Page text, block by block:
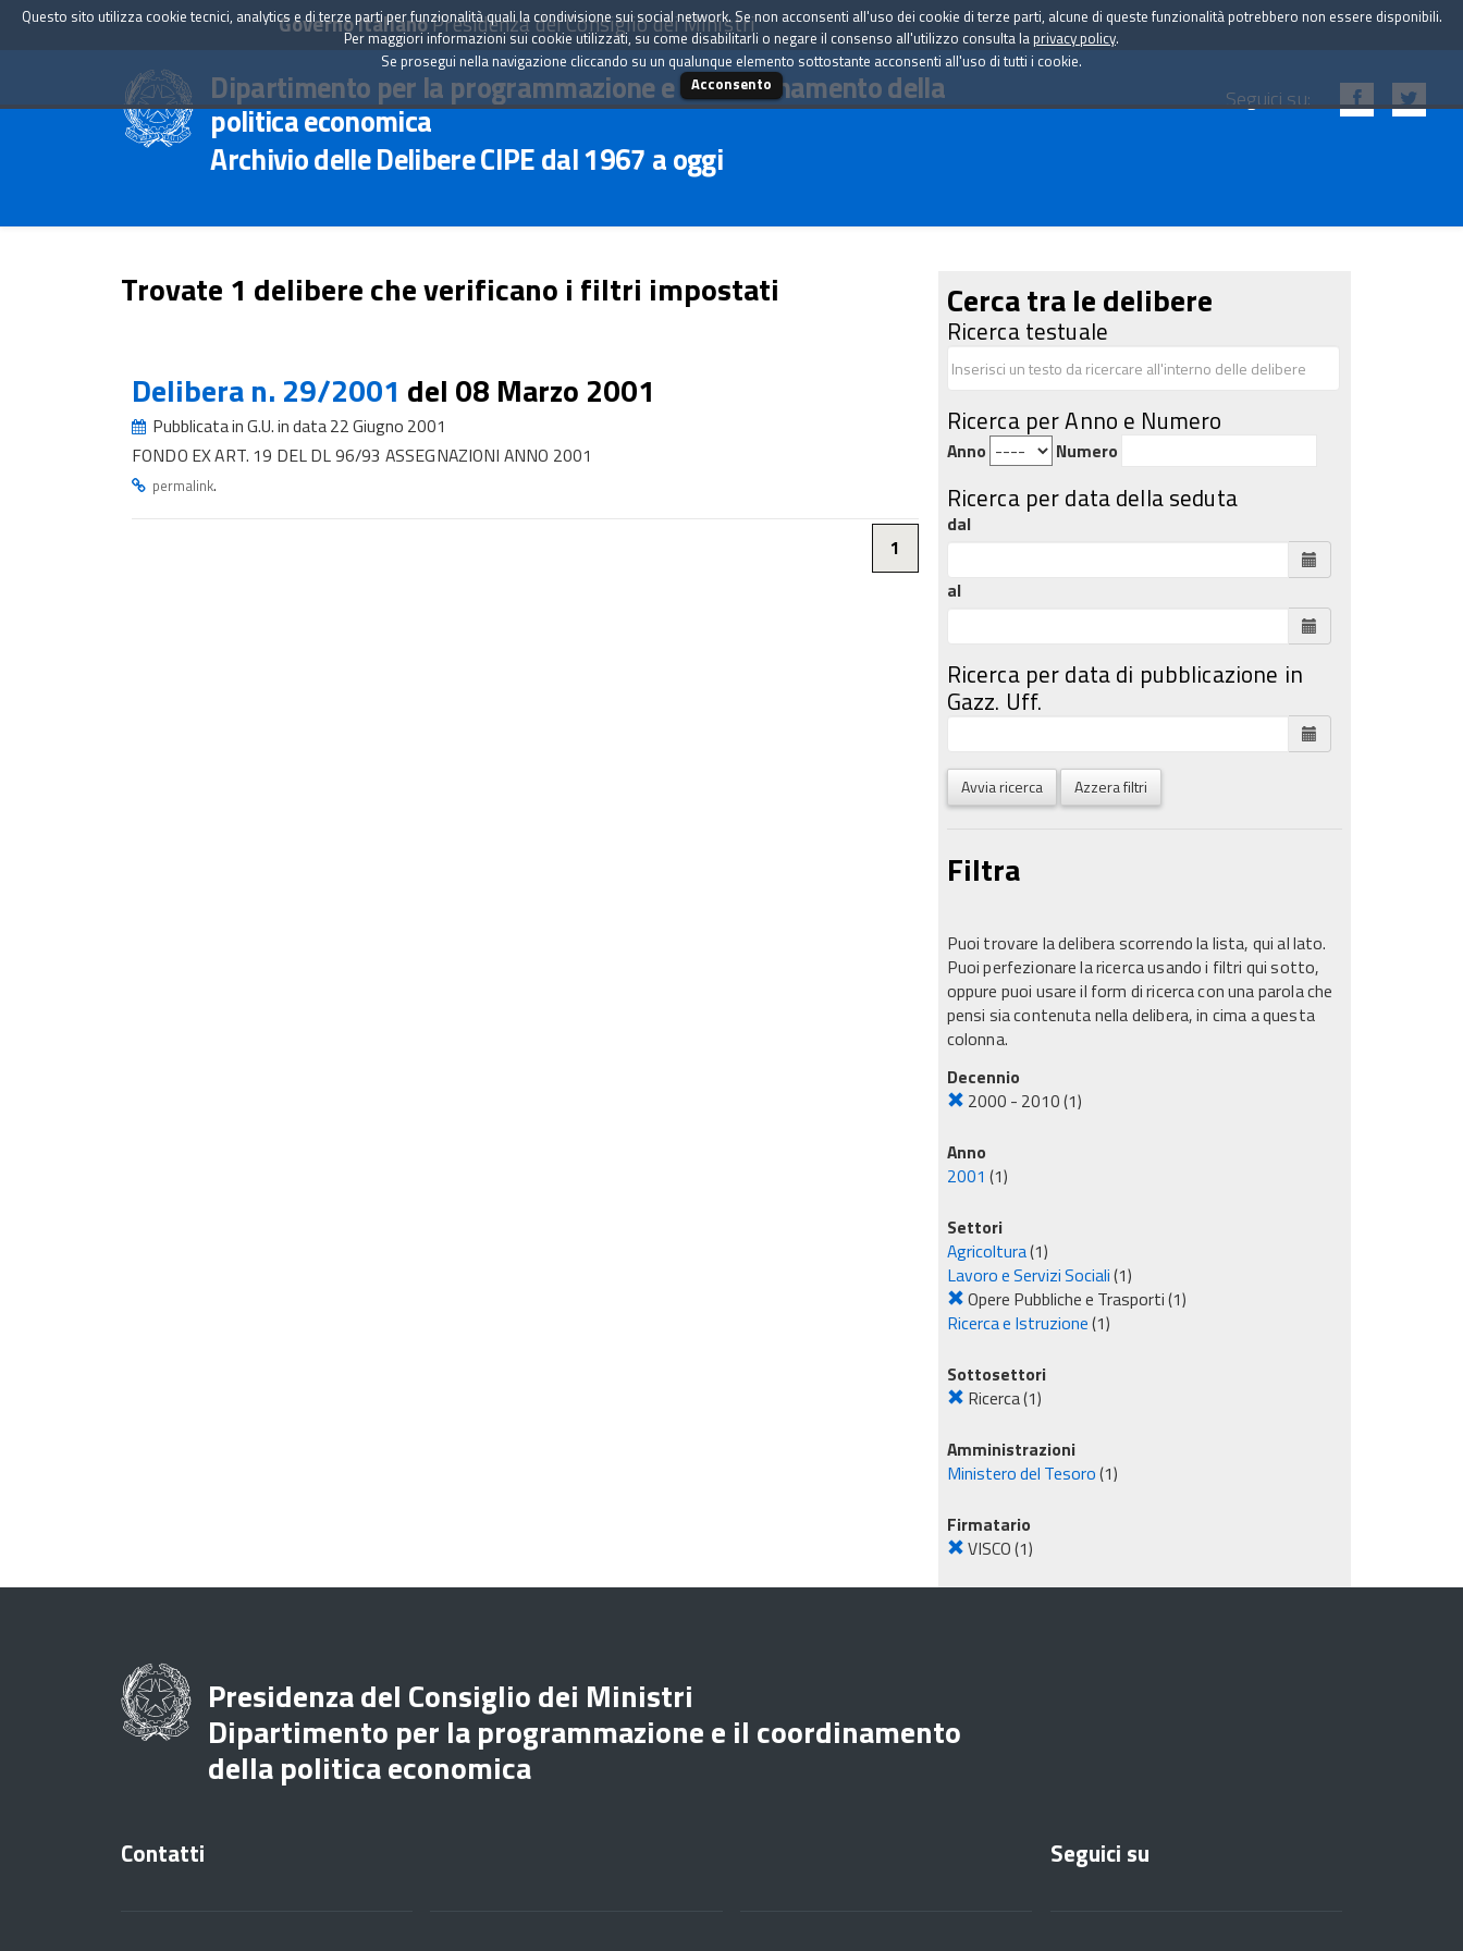
Governo ItalianoPresidenza del Consiglio dei Ministri
Dipartimento per la programmazione e il coordinamento della
politica economica
Archivio delle Delibere CIPE dal 1967 a oggi
Seguici su:
Trovate 1 delibere che verificano i filtri impostati
Delibera n. 29/2001 del 08 Marzo 2001
Pubblicata in G.U. in data 22 Giugno 2001
FONDO EX ART. 19 DEL DL 96/93 ASSEGNAZIONI ANNO 2001
permalink.
1
Cerca tra le delibere
Ricerca testuale
Ricerca per Anno e Numero
Anno Numero
Ricerca per data della seduta
dal
al
Ricerca per data di pubblicazione in
Gazz. Uff.
Avvia ricerca Azzera filtri
Filtra
Puoi trovare la delibera scorrendo la lista, qui al lato.
Puoi perfezionare la ricerca usando i filtri qui sotto,
oppure puoi usare il form di ricerca con una parola che
pensi sia contenuta nella delibera, in cima a questa
colonna.
Decennio
2000 - 2010(1)
Anno
2001 (1)
Settori
Agricoltura(1)
Lavoro e Servizi Sociali(1)
Opere Pubbliche e Trasporti(1)
Ricerca e Istruzione(1)
Sottosettori
Ricerca(1)
Amministrazioni
Ministero del Tesoro(1)
Firmatario
VISCO(1)
Questo sito utilizza cookie tecnici, analytics e di terze parti per funzionalità quali la condivisione sui social network. Se non acconsenti all'uso dei cookie di terze parti, alcune di queste funzionalità potrebbero non essere disponibili.
Per maggiori informazioni sui cookie utilizzati, su come disabilitarli o negare il consenso all'utilizzo consulta la privacy policy.
Se prosegui nella navigazione cliccando su un qualunque elemento sottostante acconsenti all'uso di tutti i cookie.
Acconsento
Presidenza del Consiglio dei Ministri
Dipartimento per la programmazione e il coordinamento
della politica economica
Contatti Seguici su